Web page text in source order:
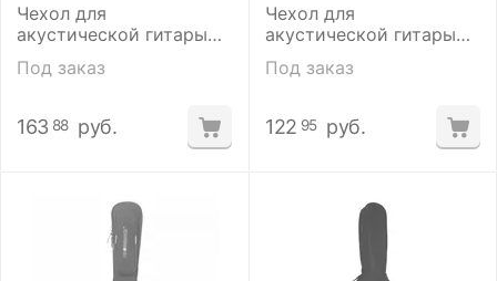
Чехол для
акустической гитары
Под заказ
163 88 руб.
Чехол для
акустической гитары
Под заказ
122 95 руб.